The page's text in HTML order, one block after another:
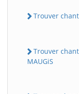
Trouver
Trouver
MAUGiS